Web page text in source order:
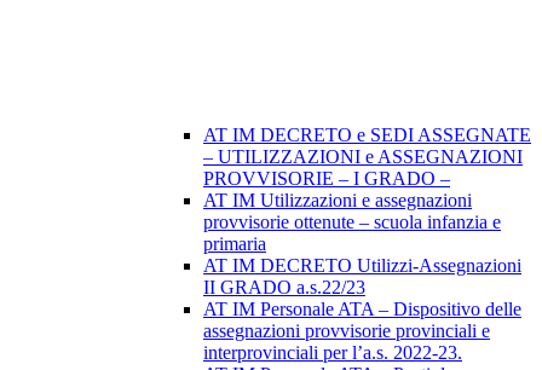
AT IM DECRETO e SEDI ASSEGNATE
– UTILIZZAZIONI e ASSEGNAZIONI
PROVVISORIE – I GRADO –
AT IM Utilizzazioni e assegnazioni
provvisorie ottenute – scuola infanzia e
primaria
AT IM DECRETO Utilizzi-Assegnazioni
II GRADO a.s.22/23
AT IM Personale ATA – Dispositivo delle
assegnazioni provvisorie provinciali e
interprovinciali per l’a.s. 2022-23.